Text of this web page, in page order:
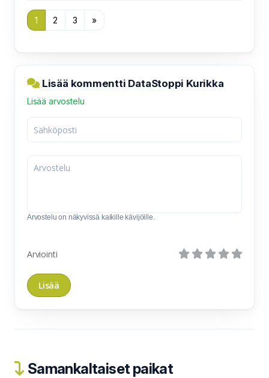
1 2 3 »
Lisää kommentti DataStoppi Kurikka
Lisää arvostelu
Arvostelu on näkyvissä kaikille kävijöille.
Arviointi
Samankaltaiset paikat